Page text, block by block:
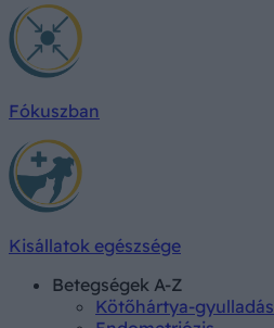
Fókuszban
Kisállatok egészsége
Betegségek A-Z
Kötőhártya-gyulladás